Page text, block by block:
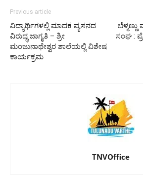
Previous article
ವಿದ್ಯಾರ್ಥಿಗಳಲ್ಲಿ ಮಾದಕ ವ್ಯಸನದ
ವಿರುದ್ಧ ಜಾಗೃತಿ – ಶ್ರೀ
ಮಂಜುನಾಥೇಶ್ವರ ಶಾಲೆಯಲ್ಲಿ ವಿಶೇಷ
ಕಾರ್ಯಕ್ರಮ
ಸಂಘ :
TNVOffice